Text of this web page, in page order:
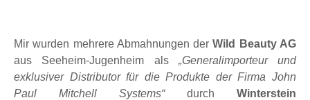
Mir wurden mehrere Abmahnungen derWild Beauty AG
aus Seeheim-Jugenheim als „Generalimporteur und
exklusiver Distributor für die Produkte der Firma John
Paul Mitchell Systems“durch Winterstein